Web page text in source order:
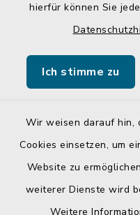
hierfür können Sie
Ich stimme zu
Wir weisen darauf hin,
Cookies einsetzen, um
Website zu
weiterer Dienste wird
Weitere
Quicklinks
Landratsamt